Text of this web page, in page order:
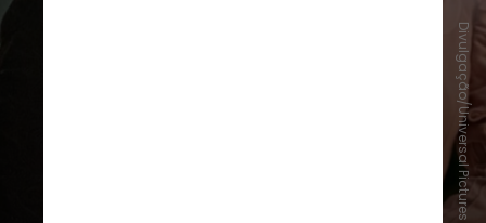
Divulgação/Universal Pictures